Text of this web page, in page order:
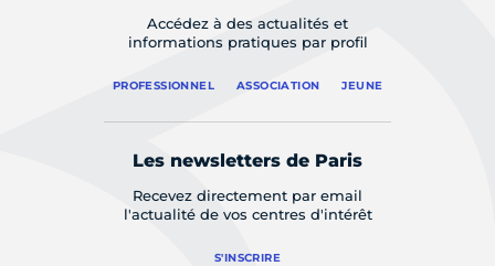
Accédez à des actualités et
informations pratiques par profil
PROFESSIONNEL ASSOCIATION JEUNE
Les newsletters de Paris
Recevez directement par email
l'actualité de vos centres d'intérêt
S'INSCRIRE